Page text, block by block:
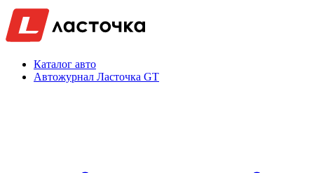
Каталог авто
Автожурнал Ласточка GT